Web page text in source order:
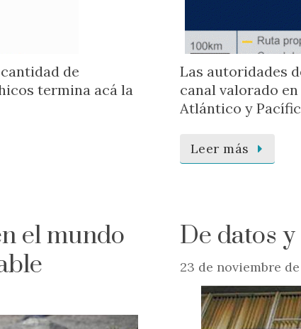
de
termina acá la
Las autoridades
canal valorado
Atlántico y
Leer más
el mundo
De datos
23 de noviembre de